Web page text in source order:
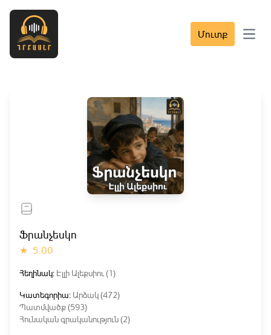
Մուտք Open
Ֆրանչեսկո
★ 5.00
Հեղինակ: Էլլի Ալեքսիու (1)
Կատեգորիա: Արձակ (472)
Պատմվածք (593)
Հունական գրականություն (2)